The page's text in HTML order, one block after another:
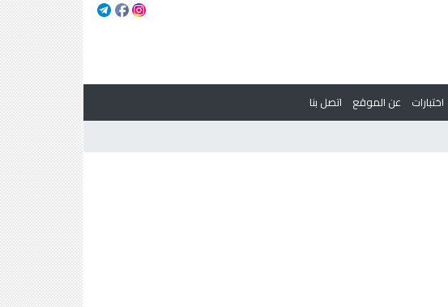
اختبارات عن الموقع
اتصل بنا